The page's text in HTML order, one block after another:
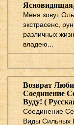
Ясновидящая,
Меня зовут
экстрасенс,
различных
владею...
Возврат
Соединение
Вуду! (
Соединение
Виды Сильных